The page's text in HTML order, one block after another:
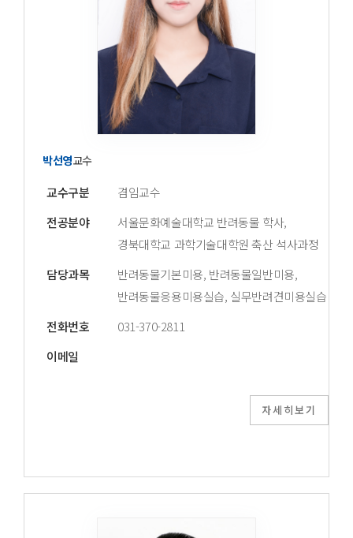
박선영교수
교수구분
겸임교수
전공분야
서울문화예술대학교 반려동물 학사,
경북대학교 과학기술대학원 축산 석사과정
담당과목
반려동물기본미용, 반려동물일반미용,
반려동물응용미용실습, 실무반려견미용실습
전화번호
031-370-2811
이메일
자세히보기